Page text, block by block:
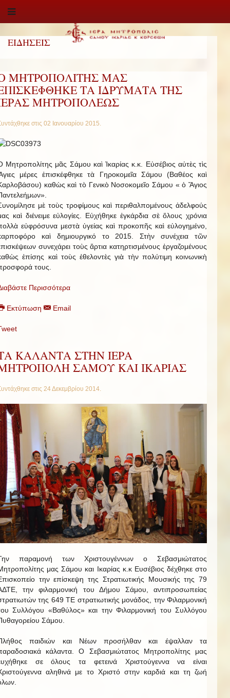
ΕΙΔΗΣΕΙΣ
ΜΗΤΡΟΠΟΛΙΤΗΣ ΜΑΣ
ΤΑ ΙΔΡΥΜΑΤΑ ΤΗΣ
ΜΗΤΡΟΠΟΛΕΩΣ
στις 02 Ιανουαρίου 2015.
Μητροπολίτης μᾶς Σάμου καὶ Ἰκαρίας κ.κ. Εὐσέβιος αὐτὲς τὶς
μέρες ἐπισκέφθηκε τὰ Γηροκομεῖα Σάμου (Βαθέος καὶ
καθὼς καὶ τὸ Γενικὸ Νοσοκομεῖο Σάμου « ὁ Ἅγιος
μὲ τοὺς τροφίμους καὶ περιθαλπομένους ἀδελφούς
καὶ διένειμε εὐλογίες. Εὐχήθηκε ἐγκάρδια σὲ ὅλους χρόνια
εὐφρόσυνα μεστὰ ὑγείας καὶ προκοπῆς καὶ εὐλογημένο,
καὶ δημιουργικό το 2015. Στὴν συνέχεια τῶν
συνεχάρει τοὺς ἄρτια κατηρτισμένους ἐργαζομένους
ἐπίσης καὶ τοὺς ἐθελοντὲς γιὰ τὴν πολύτιμη κοινωνικὴ
τους.
Περισσότερα
Εκτύπωση Email
ΚΑΛΑΝΤΑ ΣΤΗΝ ΙΕΡΑ
ΣΑΜΟΥ ΚΑΙ ΙΚΑΡΙΑΣ
στις 24 Δεκεμβρίου 2014.
παραμονή των Χριστουγέννων ο Σεβασμιώτατος
μας Σάμου και Ικαρίας κ.κ Ευσέβιος δέχθηκε στο
την επίσκεψη της Στρατιωτικής Μουσικής της 79
την φιλαρμονική του Δήμου Σάμου, αντιπροσωπείας
της 649 ΤΕ στρατιωτικής μονάδος, την Φιλαρμονική
Συλλόγου «Βαθύλος» και την Φιλαρμονική του Συλλόγου
Σάμου.
παιδιών και Νέων προσήλθαν και έψαλλαν τα
κάλαντα. Ο Σεβασμιώτατος Μητροπολίτης μας
σε όλους τα φετεινά Χριστούγεννα να είναι
αληθινά με το Χριστό στην καρδιά και τη ζωή